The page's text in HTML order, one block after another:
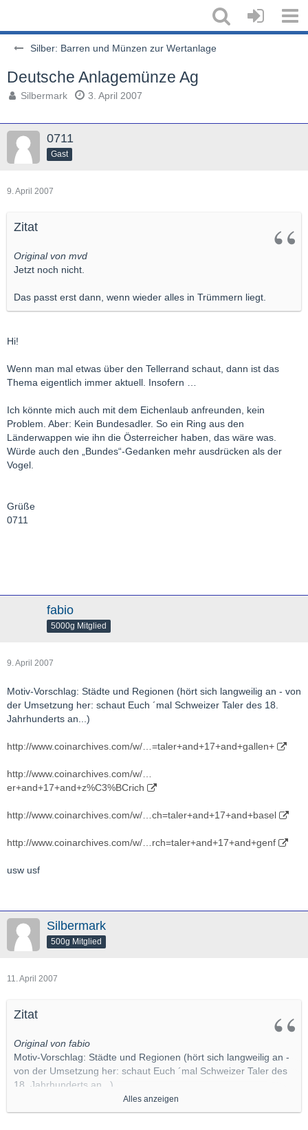
Silber: Barren und Münzen zur Wertanlage
Deutsche Anlagemünze Ag
Silbermark 3. April 2007
0711
Gast
9. April 2007
Zitat
Original von mvd
Jetzt noch nicht.
Das passt erst dann, wenn wieder alles in Trümmern liegt.
Hi!
Wenn man mal etwas über den Tellerrand schaut, dann ist das
Thema eigentlich immer aktuell. Insofern …
Ich könnte mich auch mit dem Eichenlaub anfreunden, kein
Problem. Aber: Kein Bundesadler. So ein Ring aus den
Länderwappen wie ihn die Österreicher haben, das wäre was.
Würde auch den „Bundes“-Gedanken mehr ausdrücken als der
Vogel.
Grüße
0711
fabio
5000g Mitglied
9. April 2007
Motiv-Vorschlag: Städte und Regionen (hört sich langweilig an - von
der Umsetzung her: schaut Euch ´mal Schweizer Taler des 18.
Jahrhunderts an...)
http://www.coinarchives.com/w/…=taler+and+17+and+gallen+
http://www.coinarchives.com/w/…
er+and+17+and+z%C3%BCrich
http://www.coinarchives.com/w/…ch=taler+and+17+and+basel
http://www.coinarchives.com/w/…rch=taler+and+17+and+genf
usw usf
Silbermark
500g Mitglied
11. April 2007
Zitat
Original von fabio
Motiv-Vorschlag: Städte und Regionen (hört sich langweilig an -
von der Umsetzung her: schaut Euch ´mal Schweizer Taler des
18. Jahrhunderts an...)
http://www.coinarchives.com/w/…=taler+and+17+and+gallen+
Alles anzeigen